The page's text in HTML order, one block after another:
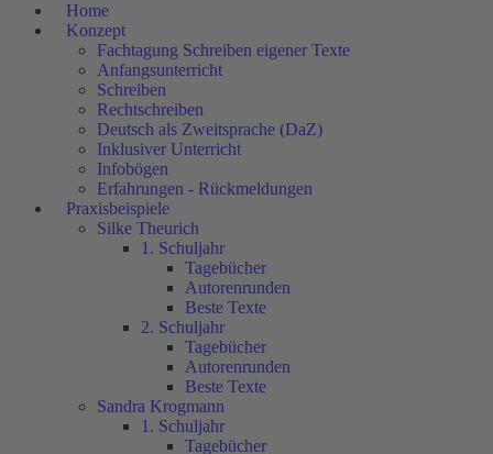
Home
Konzept
Fachtagung Schreiben eigener Texte
Anfangsunterricht
Schreiben
Rechtschreiben
Deutsch als Zweitsprache (DaZ)
Inklusiver Unterricht
Infobögen
Erfahrungen - Rückmeldungen
Praxisbeispiele
Silke Theurich
1. Schuljahr
Tagebücher
Autorenrunden
Beste Texte
2. Schuljahr
Tagebücher
Autorenrunden
Beste Texte
Sandra Krogmann
1. Schuljahr
Tagebücher